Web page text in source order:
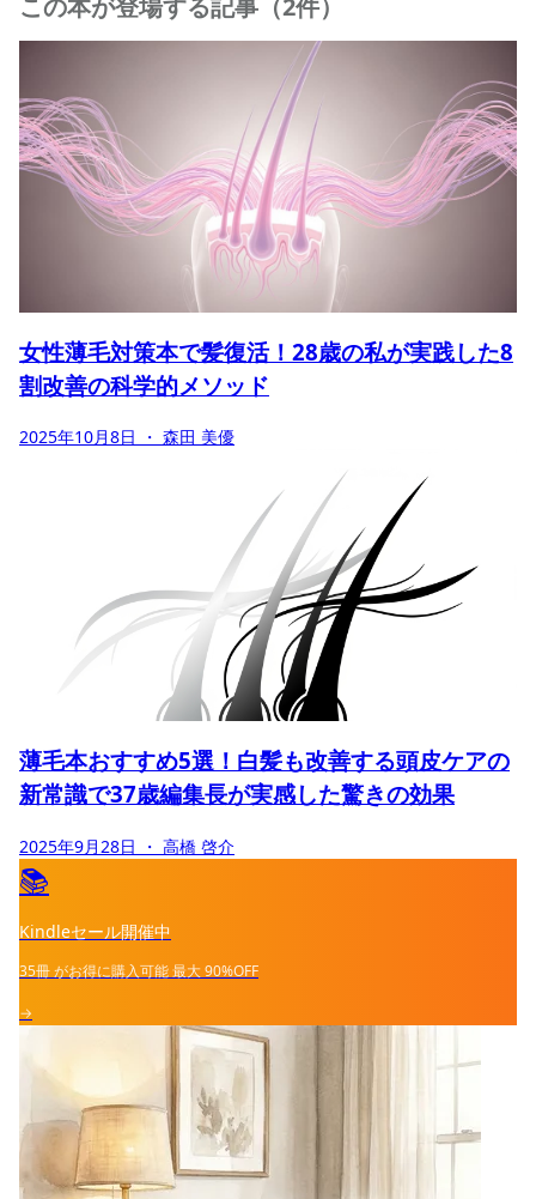
この本が登場する記事（2件）
女性薄毛対策本で髪復活！28歳の私が実践した8
割改善の科学的メソッド
2025年10月8日 ・ 森田 美優
薄毛本おすすめ5選！白髪も改善する頭皮ケアの
新常識で37歳編集長が実感した驚きの効果
2025年9月28日 ・ 高橋 啓介
📚
Kindleセール開催中
35冊がお得に購入可能最大90%OFF
→